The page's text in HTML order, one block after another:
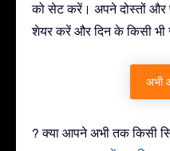
को सेट करें। अपने दोस्तों और
शेयर करें और दिन के किसी भी
अभी
? क्या आपने अभी तक किसी